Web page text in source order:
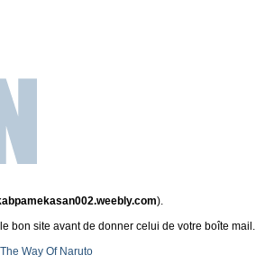
).
bon site avant de donner celui de votre boîte mail.
Way Of Naruto